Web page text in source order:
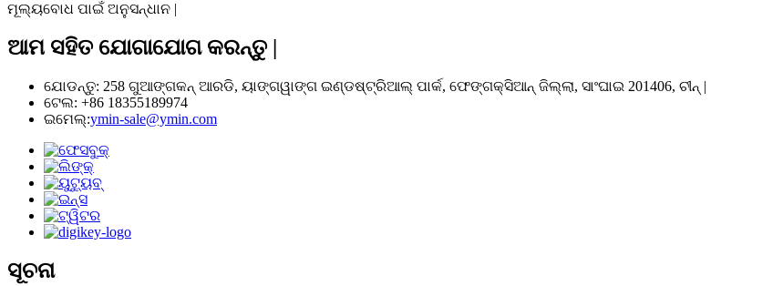
ମୂଲ୍ୟବୋଧ ପାଇଁ ଅନୁସନ୍ଧାନ |
ଆମ ସହିତ ଯୋଗାଯୋଗ କରନ୍ତୁ |
ଯୋଡନ୍ତୁ: 258 ଗୁଆଙ୍ଗକନ୍ ଆରଡି, ୟାଙ୍ଗୱାଙ୍ଗ ଇଣ୍ଡଷ୍ଟ୍ରିଆଲ୍ ପାର୍କ, ଫେଙ୍ଗକ୍ସିଆନ୍ ଜିଲ୍ଲା, ସାଂଘାଇ 201406, ଚୀନ୍ |
ଟେଲ: +86 18355189974
ଇମେଲ୍:ymin-sale@ymin.com
ସୂଚନା